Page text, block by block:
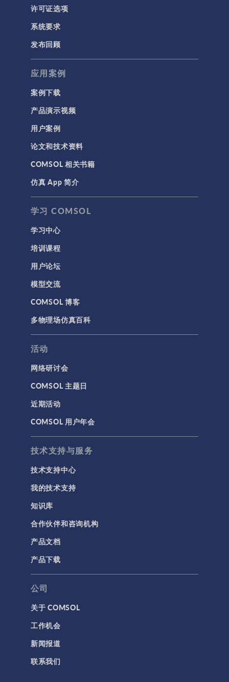
RF 与微波工程
低频电磁学
半导体器件
带电粒子追踪
波动光学
等离子体物理
科学新闻
结构 & 声学
MEMS & 压电器件
声学与振动
岩土力学
材料模型
结构力学
结构动力学
API
代理模型
仿真 App
基于方程建模
安装与许可证管理
建模工具和定义
材料
物理场接口
用户界面
研究与求解器
简介
结果与可视化
网格
集群计算和云计算
3D 打印
AC/DC 模块
App 开发器简介视频
CFD 模块
许可证选项
系统要求
发布回顾
应用案例
案例下载
产品演示视频
用户案例
论文和技术资料
COMSOL 相关书籍
仿真 App 简介
学习 COMSOL
学习中心
培训课程
用户论坛
模型交流
COMSOL 博客
多物理场仿真百科
活动
网络研讨会
COMSOL 主题日
近期活动
COMSOL 用户年会
技术支持与服务
技术支持中心
我的技术支持
知识库
合作伙伴和咨询机构
产品文档
产品下载
公司
关于 COMSOL
工作机会
新闻报道
联系我们